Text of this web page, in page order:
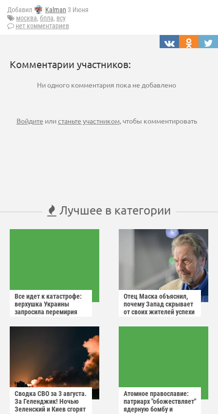
Добавил Kalman 3 Июня
москва, бпла, всу
нет комментариев
Комментарии участников:
Ни одного комментария пока не добавлено
Войдите илистаньте участником, чтобы комментировать
Лучшее в категории
Все идет к катастрофе:
верхушка Украины
запросила перемирия
Отец Маска объяснил,
почему Запад скрывает
от своих жителей успехи
Сводка СВО за 3 августа.
За Геленджик! Ночью
Зеленский и Киев сгорят
Атомное православие:
патриарх "обожествляет"
ядерную бомбу и